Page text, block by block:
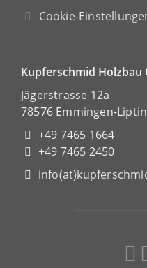
Cookie-
Kupferschmid Holzbau
Jägerstrasse 12a
78576 Emmingen-
+49 7465 1664
+49 7465 2450